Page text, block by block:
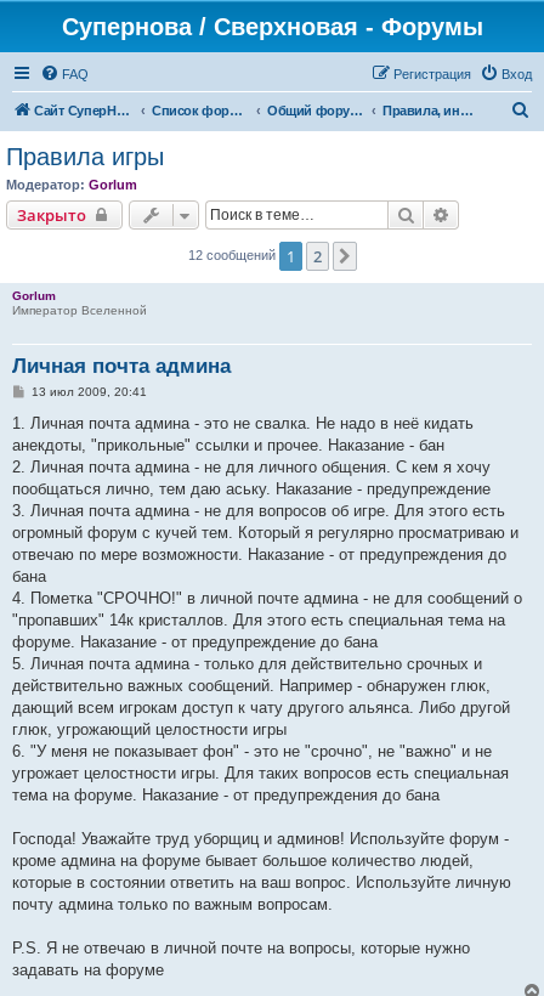
Супернова / Сверхновая - Форумы
FAQ Вход
Регистрация
Сайт СуперНова Список форумов Общий форум проекта "Сверхновая" Правила, информация и ЧаВо (FAQ)
Правила игры
Модератор: Gorlum
Закрыто Поиск
12 сообщений 1 2
Gorlum
Император Вселенной
Личная почта админа
С
о
щ
е
и
е
13 июл 2009, 20:41
1. Личная почта админа - это не свалка. Не надо в неё кидать
анекдоты, "прикольные" ссылки и прочее. Наказание - бан
2. Личная почта админа - не для личного общения. С кем я хочу
пообщаться лично, тем даю аську. Наказание - предупреждение
3. Личная почта админа - не для вопросов об игре. Для этого есть
огромный форум с кучей тем. Который я регулярно просматриваю и
отвечаю по мере возможности. Наказание - от предупреждения до
бана
4. Пометка "СРОЧНО!" в личной почте админа - не для сообщений о
"пропавших" 14к кристаллов. Для этого есть специальная тема на
форуме. Наказание - от предупреждение до бана
5. Личная почта админа - только для действительно срочных и
действительно важных сообщений. Например - обнаружен глюк,
дающий всем игрокам доступ к чату другого альянса. Либо другой
глюк, угрожающий целостности игры
6. "У меня не показывает фон" - это не "срочно", не "важно" и не
угрожает целостности игры. Для таких вопросов есть специальная
тема на форуме. Наказание - от предупреждения до бана
Господа! Уважайте труд уборщиц и админов! Используйте форум -
кроме админа на форуме бывает большое количество людей,
которые в состоянии ответить на ваш вопрос. Используйте личную
почту админа только по важным вопросам.
P.S. Я не отвечаю в личной почте на вопросы, которые нужно
задавать на форуме